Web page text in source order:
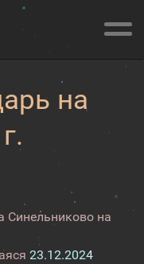
на
Синельниково на
23.12.2024